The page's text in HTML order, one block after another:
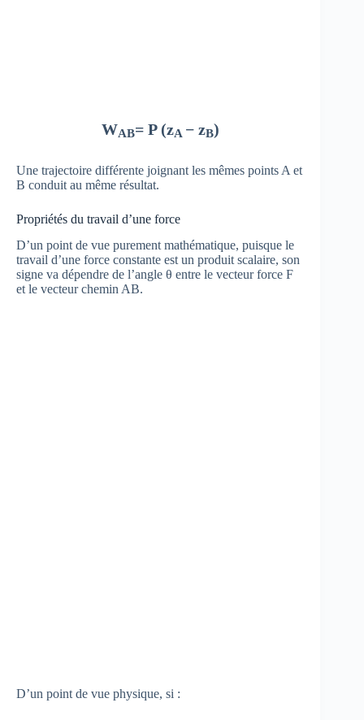
WAB= P (zA − zB)
Une trajectoire différente joignant les mêmes points A et
B conduit au même résultat.
Propriétés du travail d’une force
D’un point de vue purement mathématique, puisque le
travail d’une force constante est un produit scalaire, son
signe va dépendre de l’angle θ entre le vecteur force F
et le vecteur chemin AB.
D’un point de vue physique, si :